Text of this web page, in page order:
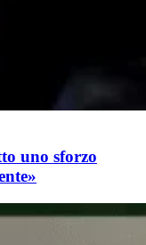
uno sforzo